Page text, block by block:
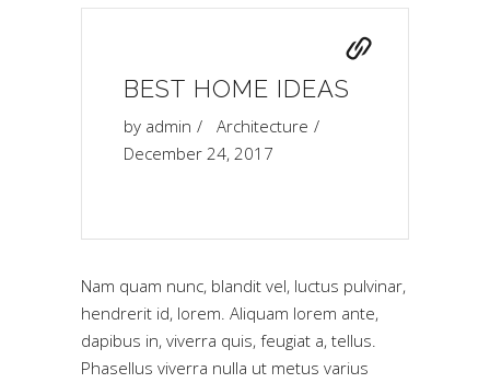
BEST HOME IDEAS
by admin
Architecture
December 24, 2017
Nam quam nunc, blandit vel, luctus pulvinar,
hendrerit id, lorem. Aliquam lorem ante,
dapibus in, viverra quis, feugiat a, tellus.
Phasellus viverra nulla ut metus varius